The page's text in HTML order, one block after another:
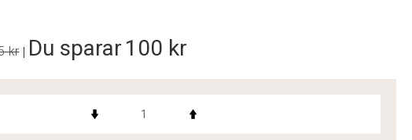
kr| Du sparar 100 kr